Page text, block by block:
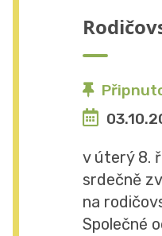
v úterý 8.
srdečně
na
Společné